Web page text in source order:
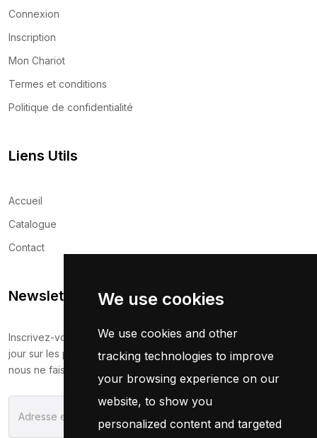
We use cookies
We use cookies and other
tracking technologies to improve
your browsing experience on our
website, to show you
personalized content and targeted
Connexion
Inscription
Mon Chariot
Termes et conditions
Politique de confidentialité
Liens Utils
Accueil
Catalogue
Contact
Newsletter
Inscrivez-vous maintenant pour recevoir les dernières mises à
jour sur les promotions et les coupons. Ne vous inquiétez pas,
nous ne faisons pas de spam !
S'Abonner